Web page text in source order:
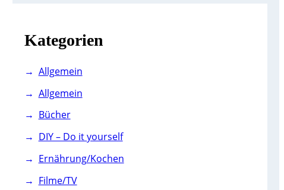
Kategorien
Allgemein
Allgemein
Bücher
DIY – Do it yourself
Ernährung/Kochen
Filme/TV